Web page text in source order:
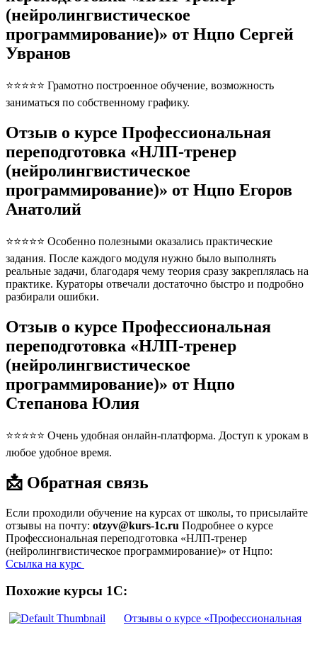
(нейролингвистическое
программирование)» от Нцпо Сергей
Увранов
⭐⭐⭐⭐⭐ Грамотно построенное обучение, возможность
заниматься по собственному графику.
Отзыв о курсе Профессиональная
переподготовка «НЛП-тренер
(нейролингвистическое
программирование)» от Нцпо Егоров
Анатолий
⭐⭐⭐⭐⭐ Особенно полезными оказались практические
задания. После каждого модуля нужно было выполнять
реальные задачи, благодаря чему теория сразу закреплялась на
практике. Кураторы отвечали достаточно быстро и подробно
разбирали ошибки.
Отзыв о курсе Профессиональная
переподготовка «НЛП-тренер
(нейролингвистическое
программирование)» от Нцпо
Степанова Юлия
⭐⭐⭐⭐⭐ Очень удобная онлайн-платформа. Доступ к урокам в
любое удобное время.
📩 Обратная связь
Если проходили обучение на курсах от школы, то присылайте
отзывы на почту: otzyv@kurs-1c.ru Подробнее о курсе
Профессиональная переподготовка «НЛП-тренер
(нейролингвистическое программирование)» от Нцпо:
Ссылка на курс
Похожие курсы 1С:
Отзывы о курсе «Профессиональная